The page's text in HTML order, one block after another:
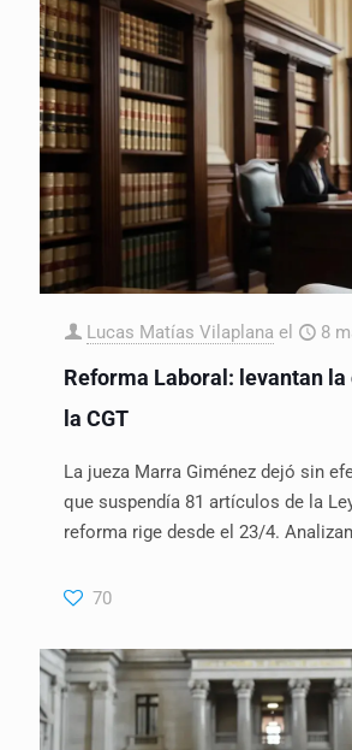
Lucas Matías Vilaplana el 8
Reforma Laboral: levantan
la CGT
La jueza Marra Giménez dejó sin
que suspendía 81 artículos de la
reforma rige desde el 23/4.
70